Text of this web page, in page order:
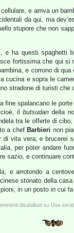
e arriva un
da qui, ma
stupore che non
e ha questi spaghetti
fortissima che qui
e corrono di
cucina e sopra le
stradone di turisti
fine spalancano le
il butsudandella
tra le offerte di
a chef Barbieri non
vita vera; e brucerei
per poter andare
sazio, e continuare
e arrotondo a
stonato della
in un posto in cui
disabilitati su Una